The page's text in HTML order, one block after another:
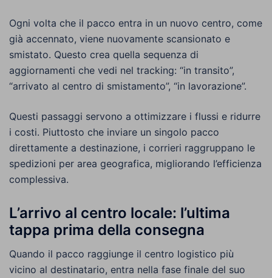
Ogni volta che il pacco entra in un nuovo centro, come
già accennato, viene nuovamente scansionato e
smistato. Questo crea quella sequenza di
aggiornamenti che vedi nel tracking: “in transito”,
“arrivato al centro di smistamento”, “in lavorazione”.
Questi passaggi servono a ottimizzare i flussi e ridurre
i costi. Piuttosto che inviare un singolo pacco
direttamente a destinazione, i corrieri raggruppano le
spedizioni per area geografica, migliorando l’efficienza
complessiva.
L’arrivo al centro locale: l’ultima
tappa prima della consegna
Quando il pacco raggiunge il centro logistico più
vicino al destinatario, entra nella fase finale del suo